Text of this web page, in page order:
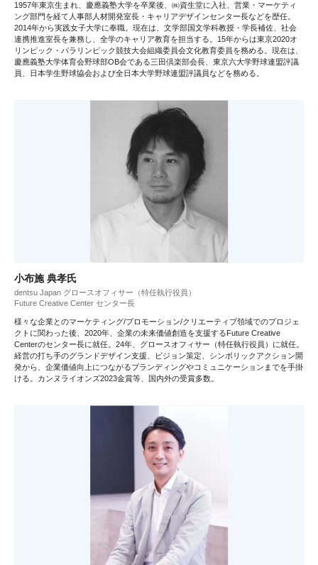
1957年東京生まれ、慶應義塾大学を卒業後、㈱資生堂に入社、営業・マーケティ
ング部門を経て人事部人材開発室長・キャリアデザインセンター長などを歴任。
2014年から実践女子大学に奉職。現在は、文学部国文学科教授・学長補佐、社会
連携推進室長を兼務し、全学のキャリア教育を担当する。15年からは東京2020オ
リンピック・パラリンピック競技大会組織委員会文化教育委員を務める。現在は、
慶應義塾大学体育会野球部OB会である三田倶楽部会長、東京六大学野球連盟評議
員、日本学生野球協会および全日本大学野球連盟評議員などを務める。
小布施 典孝氏
dentsu Japan グロースオフィサー（特任執行役員）
Future Creative Center センター長
様々な企業とのマーケティング/プロモーション/クリエーティブ領域でのプロジェ
クトに関わった後、2020年、企業の未来価値創造を支援するFuture Creative
Centerのセンター長に就任。24年、グロースオフィサー（特任執行役員）に就任。
経営の打ち手のグランドデザイン支援、ビジョン策定、シンボリックアクション開
発から、企業価値向上につながるブランディングやコミュニケーションまでを手掛
ける。カンヌライオンズ2023金賞等、国内外の受賞多数。